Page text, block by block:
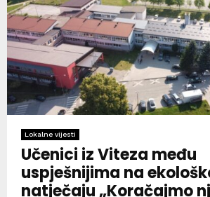
Lokalne vijesti
Učenici iz Viteza među
uspješnijima na
natječaju „Koračajmo